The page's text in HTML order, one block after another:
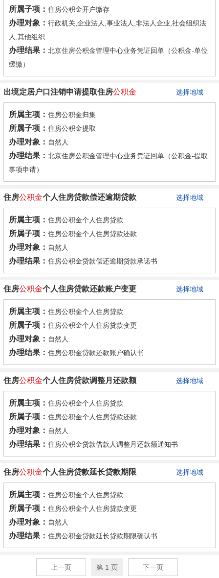
所属子项： 住房公积金开户缴存
办理对象： 行政机关,企业法人,事业法人,非法人企业,社会组织法
人,其他组织
办理结果： 北京住房公积金管理中心业务凭证回单（公积金-单位
缓缴）
选择地域
出境定居户口注销申请提取住房公积金
所属主项： 住房公积金归集
所属子项： 住房公积金提取
办理对象： 自然人
办理结果： 北京住房公积金管理中心业务凭证回单（公积金-提取
事项申请）
选择地域
住房公积金个人住房贷款偿还逾期贷款
所属主项： 住房公积金个人住房贷款
所属子项： 住房公积金个人住房贷款还款
办理对象： 自然人
办理结果： 住房公积金贷款偿还逾期贷款承诺书
选择地域
住房公积金个人住房贷款还款账户变更
所属主项： 住房公积金个人住房贷款
所属子项： 住房公积金个人住房贷款变更
办理对象： 自然人
办理结果： 住房公积金贷款还款账户确认书
选择地域
住房公积金个人住房贷款调整月还款额
所属主项： 住房公积金个人住房贷款
所属子项： 住房公积金个人住房贷款还款
办理对象： 自然人
办理结果： 住房公积金贷款借款人调整月还款额通知书
选择地域
住房公积金个人住房贷款延长贷款期限
所属主项： 住房公积金个人住房贷款
所属子项： 住房公积金个人住房贷款变更
办理对象： 自然人
办理结果： 住房公积金贷款延长贷款期限确认书
上一页 第 1 页 下一页